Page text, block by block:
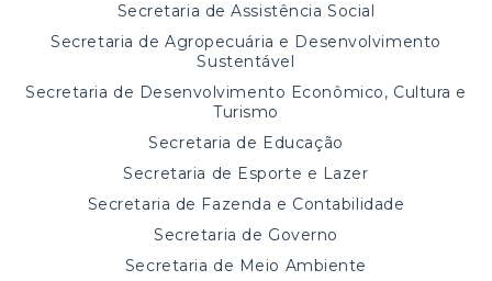
Secretaria de Assistência Social
Secretaria de Agropecuária e Desenvolvimento
Sustentável
Secretaria de Desenvolvimento Econômico, Cultura e
Turismo
Secretaria de Educação
Secretaria de Esporte e Lazer
Secretaria de Fazenda e Contabilidade
Secretaria de Governo
Secretaria de Meio Ambiente